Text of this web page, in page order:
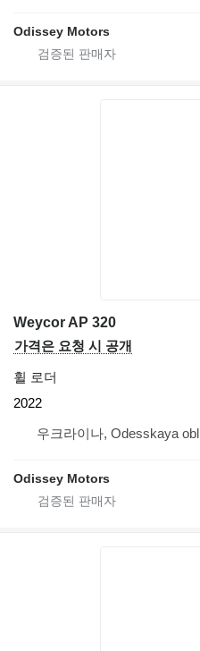
Odissey Motors
Weycor AP 320
가격은 요청 시 공개
휠 로더
2022
우크라이나, Odesskaya obl
Odissey Motors